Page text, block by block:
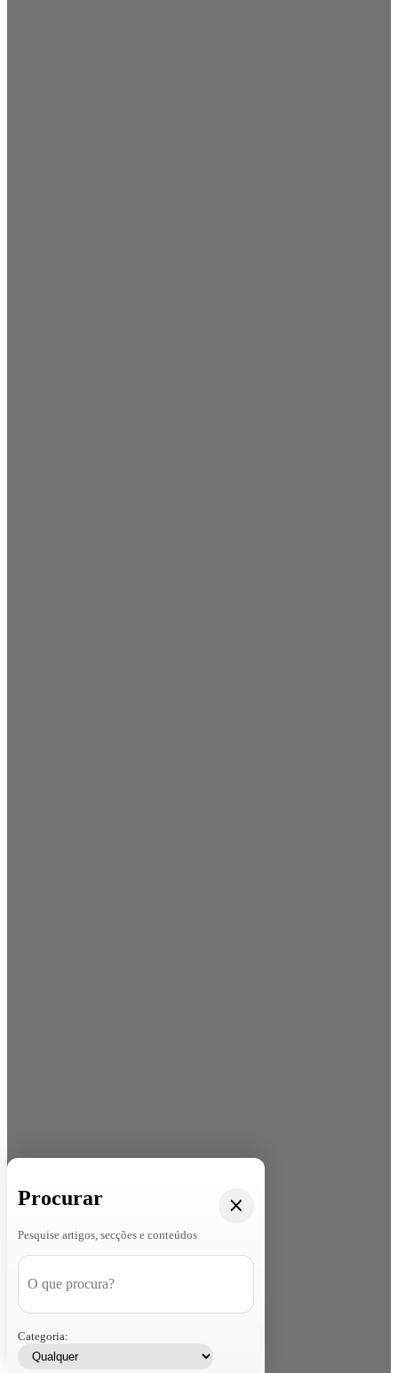
Procurar
Pesquise artigos, secções e conteúdos
Categoria: